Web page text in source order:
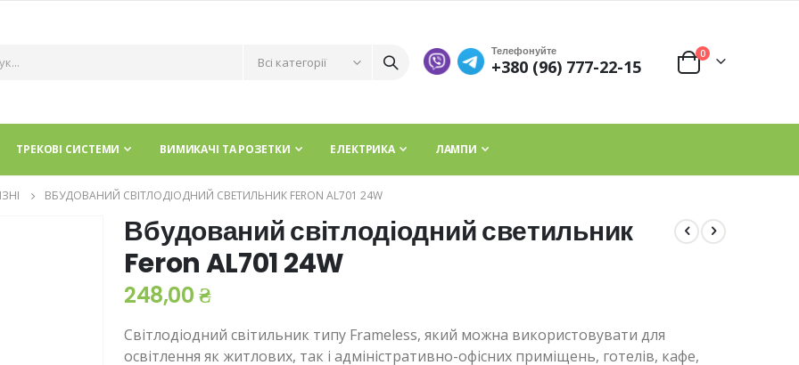
Телефонуйте
+380 (96) 777-22-15 Cart
0елементи
ТРЕКОВІ СИСТЕМИ ВИМИКАЧІ ТА РОЗЕТКИ ЕЛЕКТРИКА ЛАМПИ
ВБУДОВАНИЙ СВІТЛОДІОДНИЙ СВЕТИЛЬНИК FERON AL701 24W
Вбудований світлодіодний светильник
Feron AL701 24W
248,00 ₴
Світлодіодний світильник типу Frameless, який можна використовувати для
освітлення як житлових, так і адміністративно-офісних приміщень, готелів, кафе,